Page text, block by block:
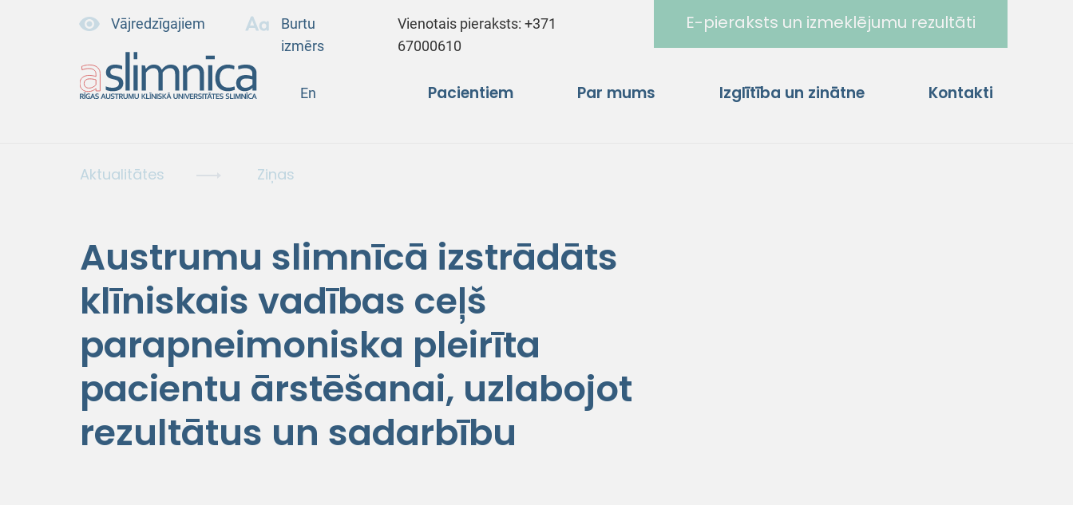
Vājredzīgajiem
Burtu
izmērs
Vienotais pieraksts:+371
67000610
E-pieraksts un izmeklējumu rezultāti
En Pacientiem Par mums Izglītība un zinātne Kontakti
Aktualitātes Ziņas
Austrumu slimnīcā izstrādāts
klīniskais vadības ceļš
parapneimoniska pleirīta
pacientu ārstēšanai, uzlabojot
rezultātus un sadarbību